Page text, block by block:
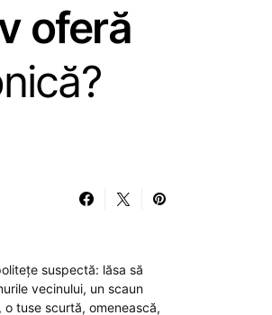
oferă
suspectă: lăsa să
vecinului, un scaun
tuse scurtă, omenească,